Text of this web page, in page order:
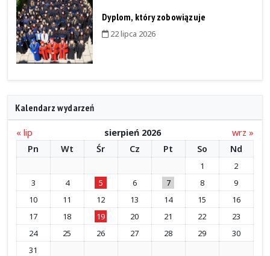
Dyplom, który zobowiązuje
22 lipca 2026
Kalendarz wydarzeń
« lip sierpień 2026
wrz »
Pn
Wt Śr Cz Pt So Nd
1
2
3
4 5 6 7 8
9
10
11 12 13 14 15
16
17
18 19 20 21 22
23
24
25 26 27 28 29
30
31